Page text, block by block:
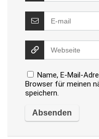
Name, E-Mail-
Browser für meinen
speichern.